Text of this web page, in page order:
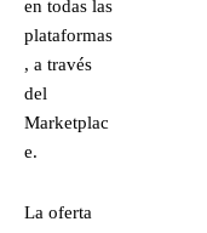
en todas las
plataformas
, a través
del
Marketplac
e.
La oferta